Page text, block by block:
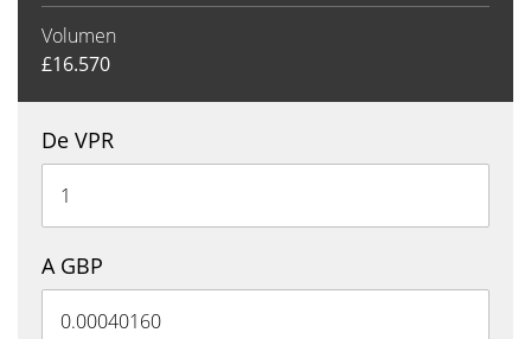
Volumen
£16.570
De VPR
A GBP